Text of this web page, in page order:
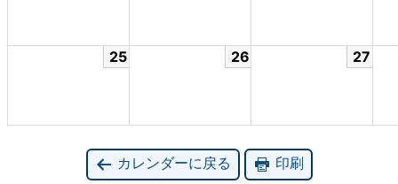
25 26 27
カレンダーに戻る 印刷